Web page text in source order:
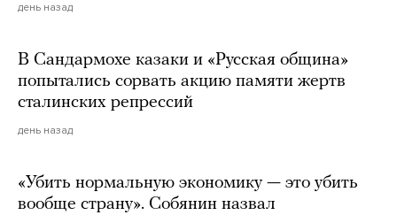
день назад
В Сандармохе казаки и «Русская община»
попытались сорвать акцию памяти жертв
сталинских репрессий
день назад
«Убить нормальную экономику — это убить
вообще страну». Собянин назвал